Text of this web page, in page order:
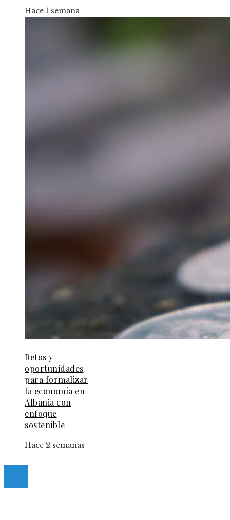
Hace 1 semana
Retos y
oportunidades
para formalizar
la economía en
Albania con
enfoque
sostenible
Hace 2 semanas